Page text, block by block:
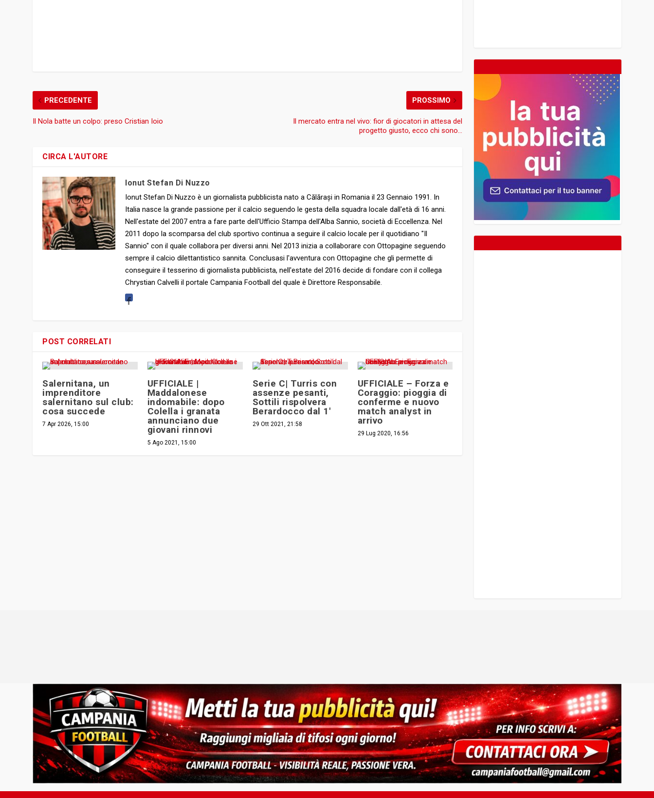
PRECEDENTE
Il Nola batte un colpo: preso Cristian Ioio
PROSSIMO
Il mercato entra nel vivo: fior di giocatori in attesa del
progetto giusto, ecco chi sono…
CIRCA L'AUTORE
Ionut Stefan Di Nuzzo
Ionut Stefan Di Nuzzo è un giornalista pubblicista nato a Călărași in Romania il 23 Gennaio 1991. In
Italia nasce la grande passione per il calcio seguendo le gesta della squadra locale dall'età di 16 anni.
Nell'estate del 2007 entra a fare parte dell'Ufficio Stampa dell'Alba Sannio, società di Eccellenza. Nel
2011 dopo la scomparsa del club sportivo continua a seguire il calcio locale per il quotidiano "Il
Sannio" con il quale collabora per diversi anni. Nel 2013 inizia a collaborare con Ottopagine seguendo
sempre il calcio dilettantistico sannita. Conclusasi l'avventura con Ottopagine che gli permette di
conseguire il tesserino di giornalista pubblicista, nell'estate del 2016 decide di fondare con il collega
Chrystian Calvelli il portale Campania Football del quale è Direttore Responsabile.
POST CORRELATI
Salernitana, un
imprenditore
salernitano sul club:
cosa succede
7 Apr 2026, 15:00
UFFICIALE |
Maddalonese
indomabile: dopo
Colella i granata
annunciano due
giovani rinnovi
5 Ago 2021, 15:00
Serie C| Turris con
assenze pesanti,
Sottili rispolvera
Berardocco dal 1′
29 Ott 2021, 21:58
UFFICIALE – Forza e
Coraggio: pioggia di
conferme e nuovo
match analyst in
arrivo
29 Lug 2020, 16:56